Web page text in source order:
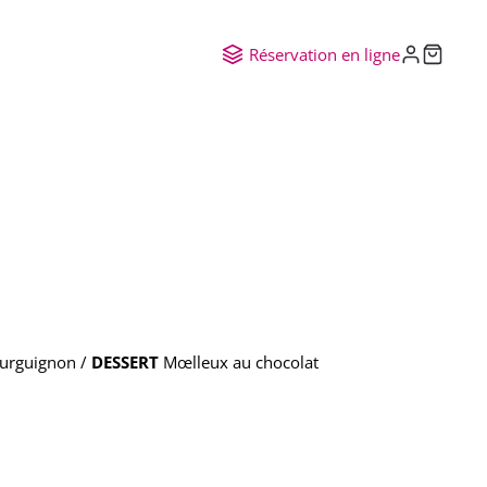
Réservation en ligne
/ DESSERT Mœlleux au chocolat